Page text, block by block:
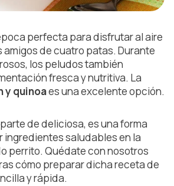
perfecta para disfrutar al aire
amigos de cuatro patas. Durante
los peludos también
fresca y nutritiva. La
y quinoaes una excelente opción.
de deliciosa, es una forma
ingredientes saludables en la
perrito. Quédate con nosotros
cómo preparar dicha receta de
y rápida.